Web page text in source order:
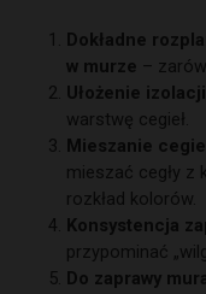
Dokładne
w murze –
Ułożenie
warstwę cegieł.
Mieszanie
mieszać cegły z
rozkład kolorów.
Konsystencja
przypominać
Do zaprawy